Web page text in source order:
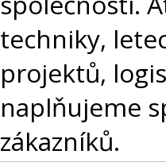
techniky,
projektů,
naplňujeme
zákazníků.